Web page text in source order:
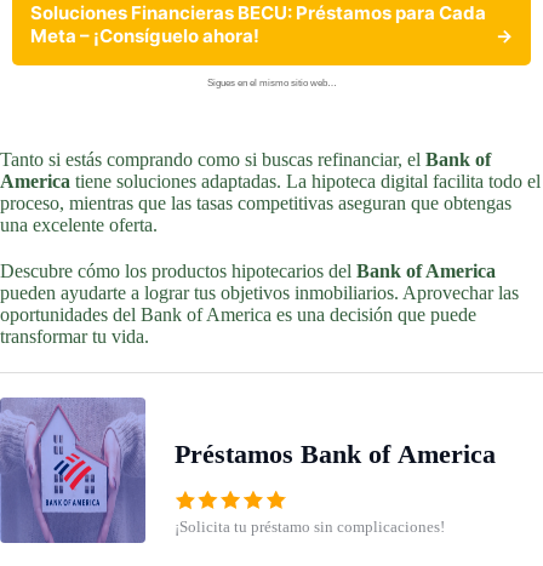
Soluciones Financieras BECU: Préstamos para Cada
Meta – ¡Consíguelo ahora!
→
Sigues en el mismo sitio web…
Tanto si estás comprando como si buscas refinanciar, el Bank of
America tiene soluciones adaptadas. La hipoteca digital facilita todo el
proceso, mientras que las tasas competitivas aseguran que obtengas
una excelente oferta.
Descubre cómo los productos hipotecarios del Bank of America
pueden ayudarte a lograr tus objetivos inmobiliarios. Aprovechar las
oportunidades del Bank of America es una decisión que puede
transformar tu vida.
Préstamos Bank of America
¡Solicita tu préstamo sin complicaciones!